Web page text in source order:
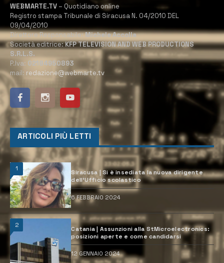
WEBMARTE.TV – Quotidiano online
Registro stampa Tribunale di Siracusa N. 04/2010 DEL
09/04/2010
Direttore Responsabile:Michele Accolla
Società editrice:KFP TELEVISION AND WEB PRODUCTIONS
S.R.L.S.
P.Iva: 02184950893
mail: redazione@webmarte.tv
ARTICOLI PIÙ LETTI
1
Siracusa | Si è insediata la nuova dirigente
dell’Ufficio scolastico
6 FEBBRAIO 2024
2
Catania | Assunzioni alla StMicroelectronics:
posizioni aperte e come candidarsi
12 GENNAIO 2024